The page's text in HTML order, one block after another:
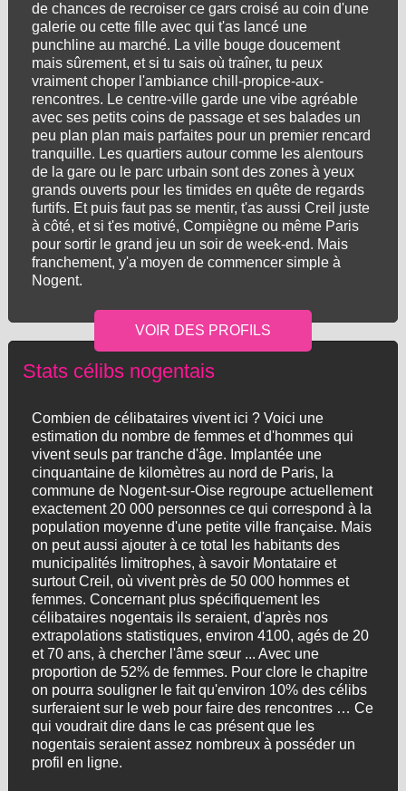
de chances de recroiser ce gars croisé au coin d'une
galerie ou cette fille avec qui t'as lancé une
punchline au marché. La ville bouge doucement
mais sûrement, et si tu sais où traîner, tu peux
vraiment choper l'ambiance chill-propice-aux-
rencontres. Le centre-ville garde une vibe agréable
avec ses petits coins de passage et ses balades un
peu plan plan mais parfaites pour un premier rencard
tranquille. Les quartiers autour comme les alentours
de la gare ou le parc urbain sont des zones à yeux
grands ouverts pour les timides en quête de regards
furtifs. Et puis faut pas se mentir, t'as aussi Creil juste
à côté, et si t'es motivé, Compiègne ou même Paris
pour sortir le grand jeu un soir de week-end. Mais
franchement, y'a moyen de commencer simple à
Nogent.
Stats célibs nogentais
Combien de célibataires vivent ici ? Voici une
estimation du nombre de femmes et d'hommes qui
vivent seuls par tranche d'âge. Implantée une
cinquantaine de kilomètres au nord de Paris, la
commune de Nogent-sur-Oise regroupe actuellement
exactement 20 000 personnes ce qui correspond à la
population moyenne d'une petite ville française. Mais
on peut aussi ajouter à ce total les habitants des
municipalités limitrophes, à savoir Montataire et
surtout Creil, où vivent près de 50 000 hommes et
femmes. Concernant plus spécifiquement les
célibataires nogentais ils seraient, d'après nos
extrapolations statistiques, environ 4100, agés de 20
et 70 ans, à chercher l'âme sœur ... Avec une
proportion de 52% de femmes. Pour clore le chapitre
on pourra souligner le fait qu'environ 10% des célibs
surferaient sur le web pour faire des rencontres … Ce
qui voudrait dire dans le cas présent que les
nogentais seraient assez nombreux à posséder un
profil en ligne.